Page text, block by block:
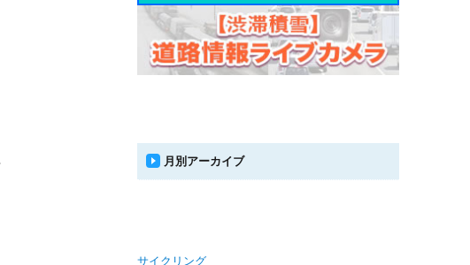
月別アーカイブ
サイクリング